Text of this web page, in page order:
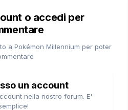
o accedi per
a Pokémon Millennium per poter
un account
nella nostro forum. E'